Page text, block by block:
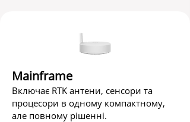
Mainframe
Включає RTK антени, сенсори та
процесори в одному компактному,
але повному рішенні.